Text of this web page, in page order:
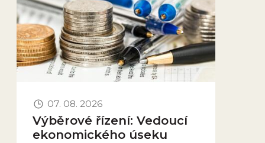
07. 08. 2026
Výběrové řízení: Vedoucí
ekonomického úseku